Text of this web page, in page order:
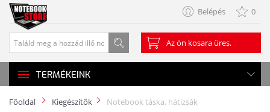
Belépés 0
Az ön kosara üres.
TERMÉKEINK
Főoldal Kiegészítők Notebook táska, hátizsák